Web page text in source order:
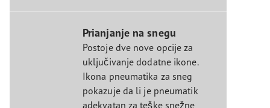
Prianjanje na snegu
Postoje dve nove opcije za
uključivanje dodatne ikone.
Ikona pneumatika za sneg
pokazuje da li je pneumatik
adekvatan za teške snežne